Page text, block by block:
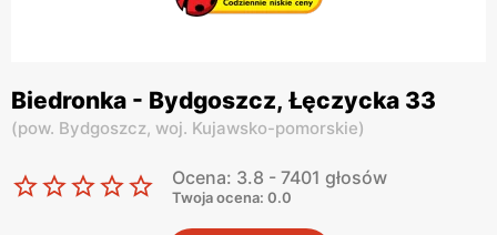
Biedronka - Bydgoszcz, Łęczycka 33
(pow. Bydgoszcz, woj. Kujawsko-pomorskie)
Ocena: 3.8 - 7401 głosów
Twoja ocena: 0.0